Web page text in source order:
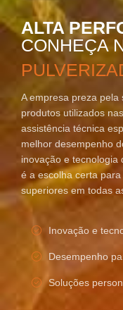
ALTA
CONHEÇA
A empresa preza
produtos utilizados
assistência técnica
melhor desempenho
inovação e tecnologia
é a escolha certa
superiores em todas
Inovação e
Desempenho
Soluções